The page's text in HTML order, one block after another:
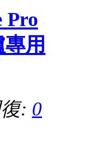
Pro
專用
: 0